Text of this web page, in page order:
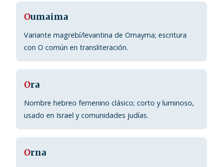
Oumaima
Variante magrebí/levantina de Omayma; escritura
con O común en transliteración.
Ora
Nombre hebreo femenino clásico; corto y luminoso,
usado en Israel y comunidades judías.
Orna